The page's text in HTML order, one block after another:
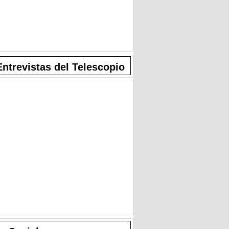
del Telescopio